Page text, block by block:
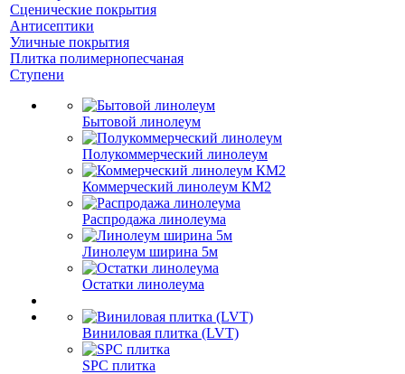
Сценические покрытия
Антисептики
Уличные покрытия
Плитка полимернопесчаная
Ступени
Бытовой линолеум
Полукоммерческий линолеум
Коммерческий линолеум КМ2
Распродажа линолеума
Линолеум ширина 5м
Остатки линолеума
Виниловая плитка (LVT)
SPC плитка